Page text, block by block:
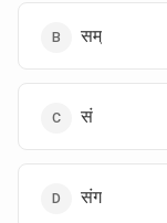
सम्
सं
संग